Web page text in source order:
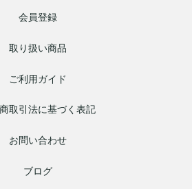
会員登録
取り扱い商品
ご利用ガイド
取引法に基づく表記
お問い合わせ
ブログ